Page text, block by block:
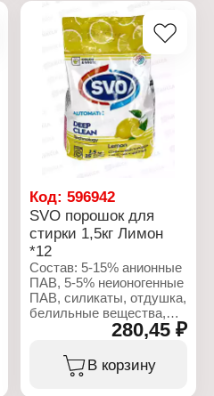
семьи. Состав: вода,
лауретсульфат натрия,
кокамидопропилбетаин,
хлорид натрия, кокамид
ДЭА, глицерин, отдушка,
метилхлоризотиазолинон,
метилизотиазолинон,
лимонная кислота,
бензофенон-4,
тетранатрий ЭДТК,
альдегид, CI 16035, CI
191140, CI 42090
Характеристики:
Бренд: SVO
Тип товара: Мыло
жидкое
Аромат: Олива
Объем: 500 мл
Код:596942
SVO порошок для
стирки 1,5кг Лимон
*12
Состав: 5-15% анионные
ПАВ, 5-5% неионогенные
ПАВ, силикаты, отдушка,
белильные вещества,
Характеристики:
Бренд: SVO
280,45 ₽
В корзину